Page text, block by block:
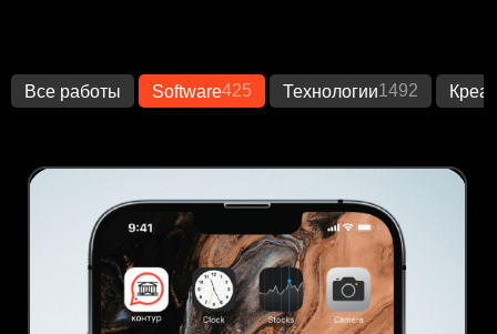
Все работы Software425 Технологии1492